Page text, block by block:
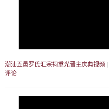
潮汕五邑罗氏汇宗祠重光晋主庆典视频
评论